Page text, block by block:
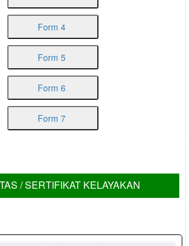
Form 4
Form 5
Form 6
Form 7
/ SERTIFIKAT KELAYAKAN